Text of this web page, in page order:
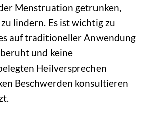
Menstruation getrunken,
lindern. Es ist wichtig zu
auf traditioneller Anwendung
und keine
Heilversprechen
Beschwerden konsultieren